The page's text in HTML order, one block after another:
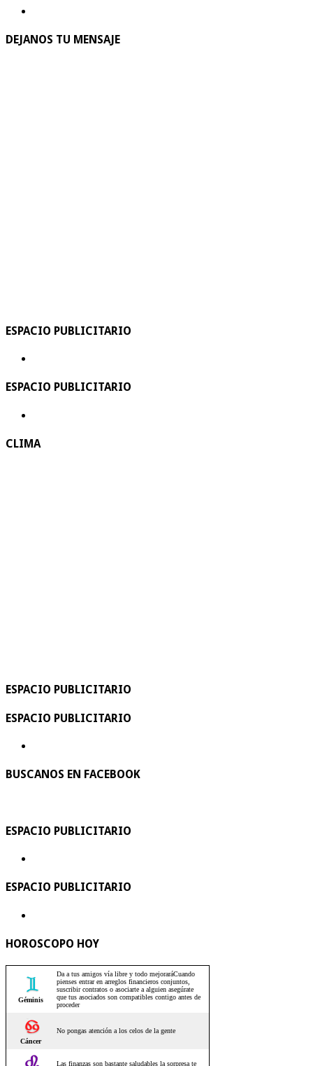
DEJANOS TU MENSAJE
ESPACIO PUBLICITARIO
ESPACIO PUBLICITARIO
CLIMA
ESPACIO PUBLICITARIO
ESPACIO PUBLICITARIO
BUSCANOS EN FACEBOOK
ESPACIO PUBLICITARIO
ESPACIO PUBLICITARIO
HOROSCOPO HOY